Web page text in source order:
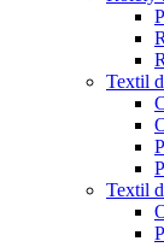
Textil
Textil